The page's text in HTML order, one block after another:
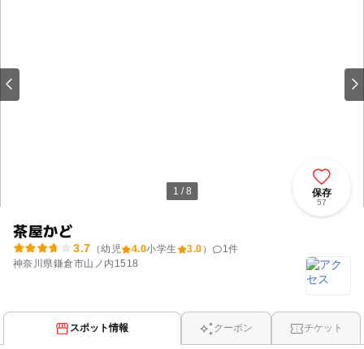
1 / 8
茶屋かど
3.7 （幼児 4.0小学生 3.0 ） 1件
神奈川県鎌倉市山ノ内1518
保存
57
スポット情報 クーポン チケット